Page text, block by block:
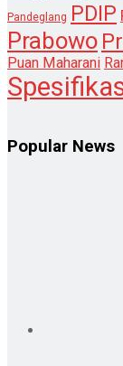
Pandeglang PDIP
Prabowo
Puan Maharani
Popular News